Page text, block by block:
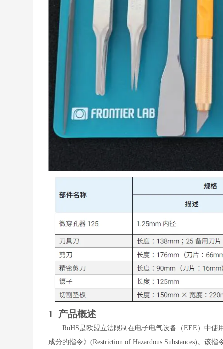
1 产品概述
RoHS是欧盟立法限制在电子电气设备（EEE ）中使
成分的指令》(Restriction of Hazardous Substances)。该指